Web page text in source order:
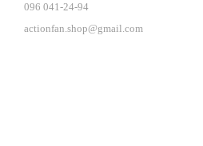
096 041-24-94
actionfan.shop@gmail.com